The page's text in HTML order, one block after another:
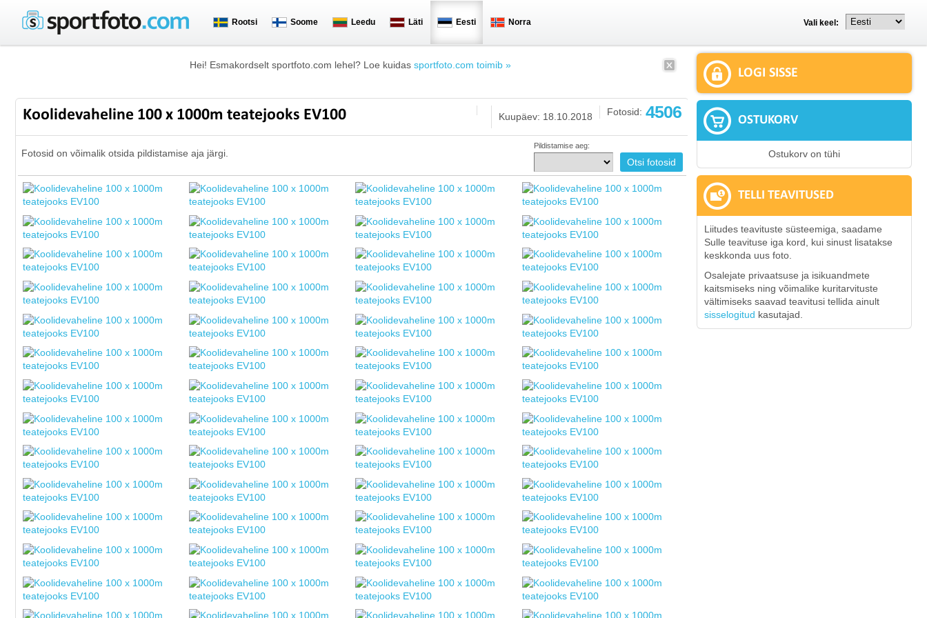
Rootsi Soome Leedu Läti Eesti Norra Vali keel:
Hei! Esmakordselt sportfoto.com lehel? Loe kuidas sportfoto.com toimib »
Koolidevaheline 100 x 1000m teatejooks EV100 Fotosid: 4506
Kuupäev: 18.10.2018
Fotosid on võimalik otsida pildistamise aja järgi.
Pildistamise aeg:
LOGI SISSE
OSTUKORV
Ostukorv on tühi
TELLI TEAVITUSED
Liitudes teavituste süsteemiga, saadame
Sulle teavituse iga kord, kui sinust lisatakse
keskkonda uus foto.
Osalejate privaatsuse ja isikuandmete
kaitsmiseks ning võimalike kuritarvituste
vältimiseks saavad teavitusi tellida ainult
sisselogitud kasutajad.